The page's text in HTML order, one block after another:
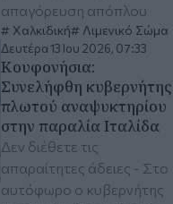
απαγόρευση απόπλου
Χαλκιδική Λιμενικό Σώμα
Δευτέρα 13 Ιου 2026, 07:33
Κουφονήσια:
Συνελήφθη κυβερνήτης
πλωτού αναψυκτηρίου
στην παραλία Ιταλίδα
Δεν διέθετε τις
απαραίτητες άδειες - Στο
αυτόφωρο ο κυβερνήτης